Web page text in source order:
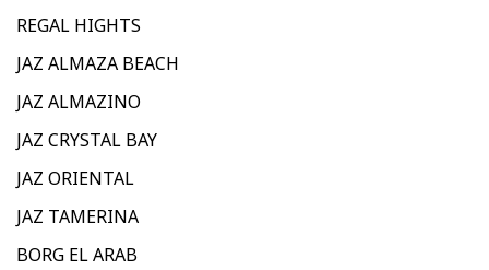
REGAL HIGHTS
JAZ ALMAZA BEACH
JAZ ALMAZINO
JAZ CRYSTAL BAY
JAZ ORIENTAL
JAZ TAMERINA
BORG EL ARAB